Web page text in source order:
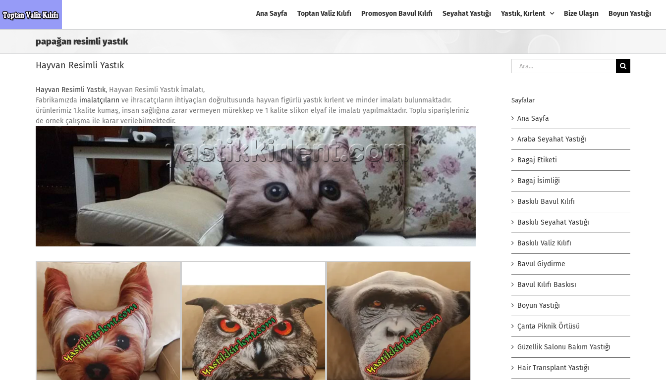
to
Ana Sayfa Toptan Valiz Kılıfı Promosyon Bavul Kılıfı Seyahat Yastığı Yastık, Kırlent Bize Ulaşın Boyun Yastığı
papağan resimli yastık
Hayvan Resimli Yastık
Hayvan Resimli Yastık, Hayvan Resimli Yastık İmalatı,
Fabrikamızda imalatçıların ve ihracatçıların ihtiyaçları doğrultusunda hayvan figürlü yastık kırlent ve minder imalatı bulunmaktadır.
ürünlerimiz 1.kalite kumaş, insan sağlığına zarar vermeyen mürekkep ve 1 kalite slikon elyaf ile imalatı yapılmaktadır. Toplu siparişleriniz
de örnek çalışma ile karar verilebilmektedir.
Ara:
Sayfalar
Ana Sayfa
Araba Seyahat Yastığı
Bagaj Etiketi
Bagaj İsimliği
Baskılı Bavul Kılıfı
Baskılı Seyahat Yastığı
Baskılı Valiz Kılıfı
Bavul Giydirme
Bavul Kılıfı Baskısı
Boyun Yastığı
Çanta Piknik Örtüsü
Güzellik Salonu Bakım Yastığı
Hair Transplant Yastığı